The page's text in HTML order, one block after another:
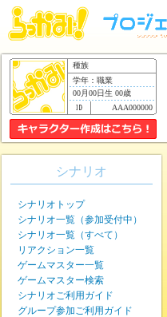
種族
学年：職業
00月00日生 00歳
AAA000000
シナリオ
シナリオトップ
シナリオ一覧（参加受付中）
シナリオ一覧（すべて）
リアクション一覧
ゲームマスター一覧
ゲームマスター検索
シナリオご利用ガイド
グループ参加ご利用ガイド